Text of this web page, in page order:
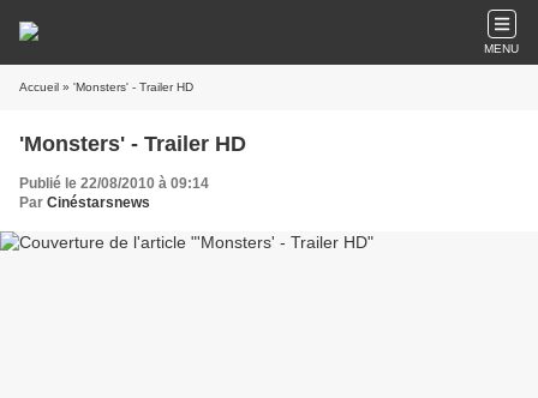
MENU
Accueil » 'Monsters' - Trailer HD
'Monsters' - Trailer HD
Publié le 22/08/2010 à 09:14
Par Cinéstarsnews